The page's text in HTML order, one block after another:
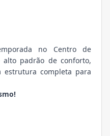
no Centro de
alto padrão de conforto,
estrutura completa para